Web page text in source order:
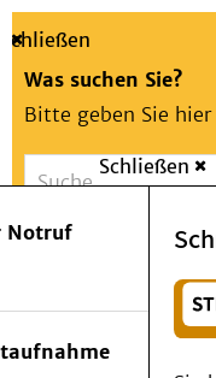
Suche
Schließen
Was suchen Sie?
Bitte geben Sie
oder
Wählen Sie ein
Notfall
Schließen
Notruf
Menü
Patienten &
Kliniken/